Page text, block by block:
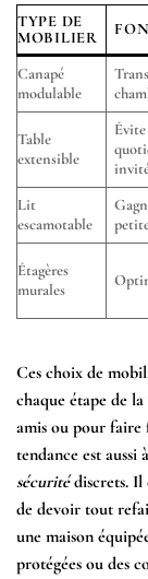
TYPE DE
MOBILIER
Canapé
modulable
Table
extensible
Lit
escamotable
Étagères
murales
Ces choix de
chaque étape de
amis ou pour faire
tendance est aussi
sécuritédiscrets. Il
de devoir tout
une maison
protégées ou des